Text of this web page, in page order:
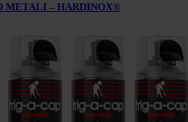
METALI – HARDINOX®